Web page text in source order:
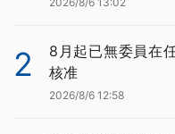
2
8月起已無委員在
核准
2026/8/6 12:58